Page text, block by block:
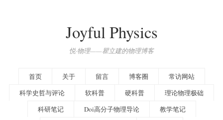
Joyful Physics
悦·物理——瞿立建的物理博客
首页 关于 留言 博客圈
常访网站
科学史哲与评论
软科普 硬科普
理论物理极础
科研笔记
Doi高分子物理导论
教学笔记